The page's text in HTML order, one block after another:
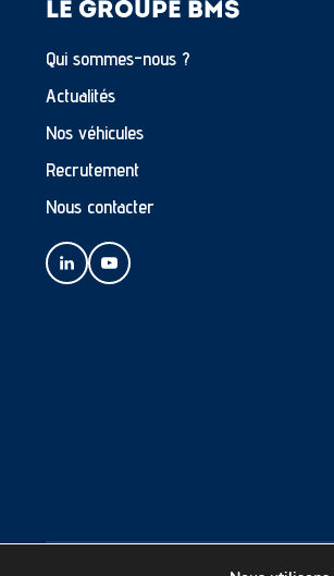
LE GROUPE BMS
Qui sommes-nous ?
Actualités
Nos véhicules
Recrutement
Nous contacter